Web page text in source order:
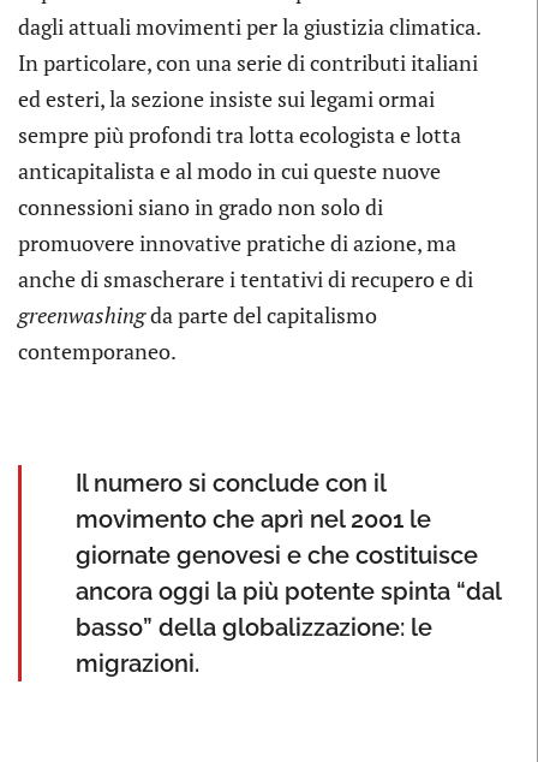
dagli attuali movimenti per la giustizia climatica.
In particolare, con una serie di contributi italiani
ed esteri, la sezione insiste sui legami ormai
sempre più profondi tra lotta ecologista e lotta
anticapitalista e al modo in cui queste nuove
connessioni siano in grado non solo di
promuovere innovative pratiche di azione, ma
anche di smascherare i tentativi di recupero e di
greenwashingda parte del capitalismo
contemporaneo.
Il numero si conclude con il
movimento che aprì nel 2001 le
giornate genovesi e che costituisce
ancora oggi la più potente spinta “dal
basso” della globalizzazione: le
migrazioni.